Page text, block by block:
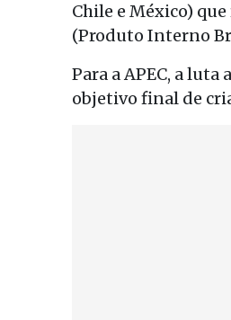
Chile e México)
(Produto Interno
Para a APEC, a
objetivo final de